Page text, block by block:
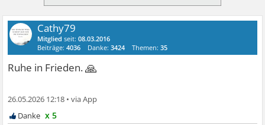
Cathy79
Mitglied seit:08.03.2016
Beiträge:4036 Danke:3424 Themen:35
Ruhe in Frieden.🙏
26.05.2026 12:18 •
x 5